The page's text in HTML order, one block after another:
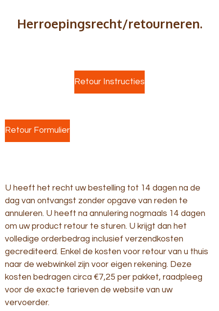
Herroepingsrecht/retourneren.
Retour Instructies
Retour Formulier
U heeft het recht uw bestelling tot 14 dagen na de
dag van ontvangst zonder opgave van reden te
annuleren. U heeft na annulering nogmaals 14 dagen
om uw product retour te sturen. U krijgt dan het
volledige orderbedrag inclusief verzendkosten
gecrediteerd. Enkel de kosten voor retour van u thuis
naar de webwinkel zijn voor eigen rekening. Deze
kosten bedragen circa €7,25 per pakket, raadpleeg
voor de exacte tarieven de website van uw
vervoerder.